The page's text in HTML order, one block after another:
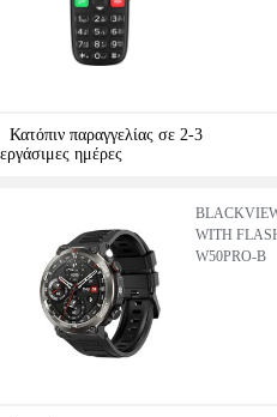
Κατόπιν παραγγελίας σε 2-3
εργάσιμες ημέρες
WITH
W50PRO-B